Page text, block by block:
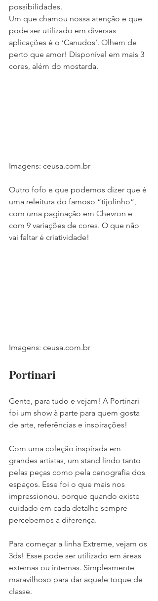
possibilidades.
Um que chamou nossa atenção e que
pode ser utilizado em diversas
aplicações é o ‘Canudos’. Olhem de
perto que amor! Disponível em mais 3
cores, além do mostarda.
Imagens: ceusa.com.br
Outro fofo e que podemos dizer que é
uma releitura do famoso “tijolinho”,
com uma paginação em Chevron e
com 9 variações de cores. O que não
vai faltar é criatividade!
Imagens: ceusa.com.br
Portinari
Gente, para tudo e vejam! A Portinari
foi um show à parte para quem gosta
de arte, referências e inspirações!
Com uma coleção inspirada em
grandes artistas, um stand lindo tanto
pelas peças como pela cenografia dos
espaços. Esse foi o que mais nos
impressionou, porque quando existe
cuidado em cada detalhe sempre
percebemos a diferença.
Para começar a linha Extreme, vejam os
3ds! Esse pode ser utilizado em áreas
externas ou internas. Simplesmente
maravilhoso para dar aquele toque de
classe.